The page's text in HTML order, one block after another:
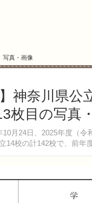
写真・画像
】神奈川県
枚目の写真
月24日、2025年度（
14校の計142校で、前年